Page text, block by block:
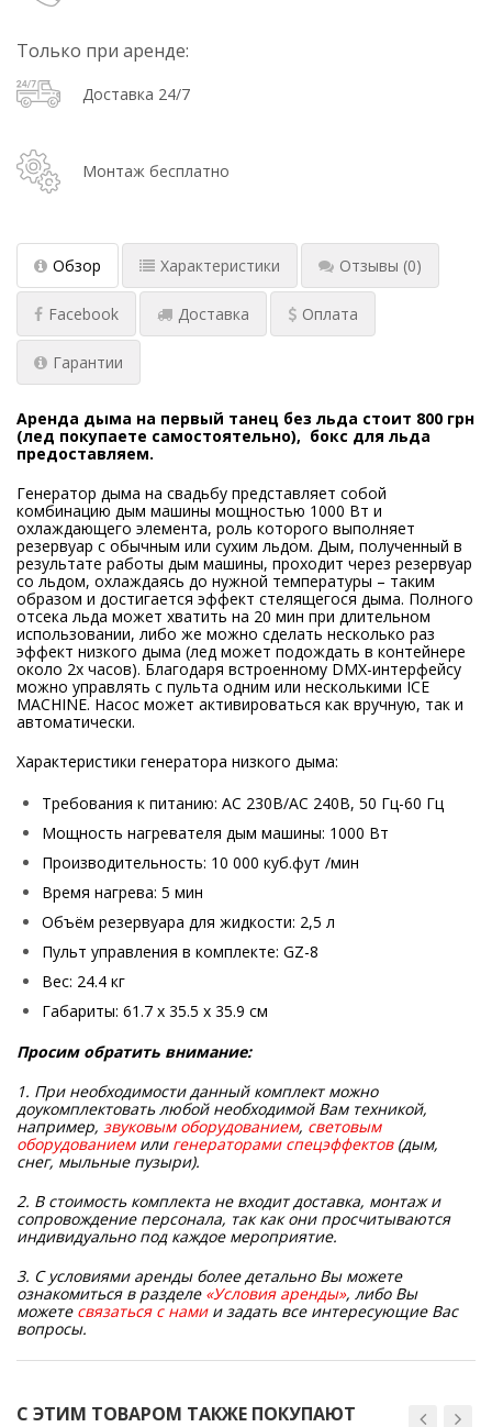
Только при аренде:
Доставка 24/7
Монтаж бесплатно
Обзор Характеристики Отзывы (0)
Facebook Доставка Оплата
Гарантии
Аренда дыма на первый танец без льда стоит 800 грн
(лед покупаете самостоятельно), бокс для льда
предоставляем.
Генератор дыма на свадьбу представляет собой
комбинацию дым машины мощностью 1000 Вт и
охлаждающего элемента, роль которого выполняет
резервуар с обычным или сухим льдом. Дым, полученный в
результате работы дым машины, проходит через резервуар
со льдом, охлаждаясь до нужной температуры – таким
образом и достигается эффект стелящегося дыма. Полного
отсека льда может хватить на 20 мин при длительном
использовании, либо же можно сделать несколько раз
эффект низкого дыма (лед может подождать в контейнере
около 2х часов). Благодаря встроенному DMX-интерфейсу
можно управлять с пульта одним или несколькими ICE
MACHINE. Насос может активироваться как вручную, так и
автоматически.
Характеристики генератора низкого дыма:
Требования к питанию: AC 230В/AC 240В, 50 Гц-60 Гц
Мощность нагревателя дым машины: 1000 Вт
Производительность: 10 000 куб.фут /мин
Время нагрева: 5 мин
Объём резервуара для жидкости: 2,5 л
Пульт управления в комплекте: GZ-8
Вес: 24.4 кг
Габариты: 61.7 x 35.5 x 35.9 см
Просим обратить внимание:
1. При необходимости данный комплект можно
доукомплектовать любой необходимой Вам техникой,
например, звуковым оборудованием, световым
оборудованиемили генераторами спецэффектов(дым,
снег, мыльные пузыри).
2. В стоимость комплекта не входит доставка, монтаж и
сопровождение персонала, так как они просчитываются
индивидуально под каждое мероприятие.
3. С условиями аренды более детально Вы можете
ознакомиться в разделе «Условия аренды», либо Вы
можете связаться с намии задать все интересующие Вас
вопросы.
С ЭТИМ ТОВАРОМ ТАКЖЕ ПОКУПАЮТ